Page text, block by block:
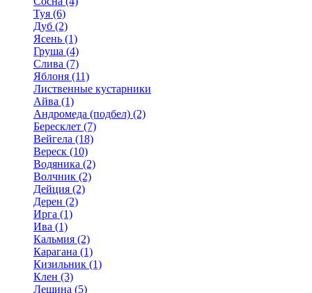
Туя (6)
Дуб (2)
Ясень (1)
Груша (4)
Слива (7)
Яблоня (11)
Лиственные кустарники
Айва (1)
Андромеда (подбел) (2)
Бересклет (7)
Вейгела (18)
Вереск (10)
Водяника (2)
Волчник (2)
Дейция (2)
Дерен (2)
Ирга (1)
Ива (1)
Кальмия (2)
Карагана (1)
Кизильник (1)
Клен (3)
Лещина (5)